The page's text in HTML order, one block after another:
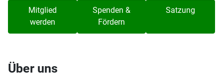
Mitglied
werden
Spenden &
Fördern
Satzung
Über uns